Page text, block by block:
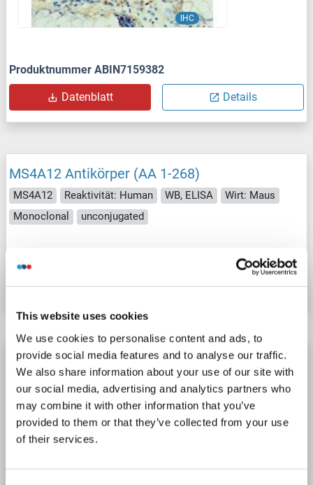
This website uses cookies
We use cookies to personalise content and ads, to
provide social media features and to analyse our traffic.
We also share information about your use of our site with
our social media, advertising and analytics partners who
may combine it with other information that you’ve
provided to them or that they’ve collected from your use
of their services.
IHC
Produktnummer ABIN7159382
Datenblatt Details
MS4A12 Antikörper (AA 1-268)
MS4A12 Reaktivität: Human WB, ELISA
Wirt: Maus
Monoclonal
unconjugated
MS4A12 Antikörper
WB, ELISA
Polyclonal
unconjugated
Produktnummer ABIN7134974
Datenblatt Details